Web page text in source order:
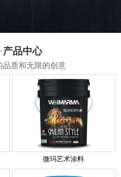
产品中心
品质和无限的创意
微玛艺术涂料